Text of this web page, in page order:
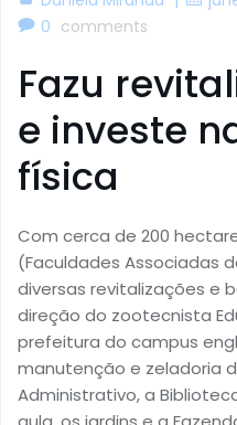
0 comments
Fazu
e investe
física
Com cerca de 200
(Faculdades Associadas
diversas revitalizações e
direção do zootecnista
prefeitura do campus
manutenção e zeladoria
Administrativo, a